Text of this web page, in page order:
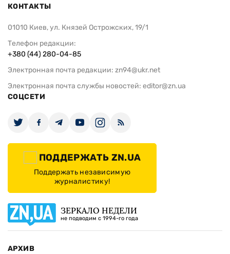
КОНТАКТЫ
01010 Киев, ул. Князей Острожских, 19/1
Телефон редакции:
+380 (44) 280-04-85
Электронная почта редакции: zn94@ukr.net
Электронная почта службы новостей: editor@zn.ua
СОЦСЕТИ
ПОДДЕРЖАТЬ ZN.UA
Поддержать независимую
журналистику!
ЗЕРКАЛО НЕДЕЛИ
не подводим с 1994-го года
АРХИВ